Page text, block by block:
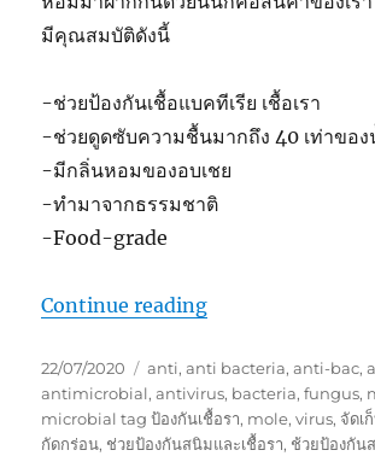
มีคุณสมบัติดังนี้
-ช่วยป้องกันเชื้อแบคทีเรีย เชื้อเรา
-ช่วยดูดซับความชื้นมากถึง 40 เท่าขอ
-มีกลิ่นหอมของอบเชย
-ทำมาจากธรรมชาติ
-Food-grade
Continue reading“เชื้อแบคทีเรีย ใน
Posted
on
22/07/2020 Tags
anti,anti bacteria,anti-bac,
antimicrobial,antivirus, bacteria,fungus,
microbial tag ป้องกันเชื้อรา, mole,virus, จัดเ
กัดกร่อน, ช่วยป้องกันสนิมและเชื้อรา, ช้วยป้องกัน